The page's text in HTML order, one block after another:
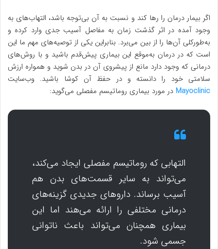
اگر بیمار درمان را رها کند و نسبت به آن بی‌توجه باشد، التهاب‌های به
وجود آمده در اثر گذشت زمان به مفاصل آسیب جدی وارد کرده و
به‌طورکلی آن‌ها را از بین می‌برد. بنابراین یکی از توصیه‌های مهم ما این
است که در درمان به‌موقع این بیماری پیش‌قدم باشید و با روش‌های
درمانی که وجود دارد مانع از پیشروی آن در بدن شوید و همواره ارزش
سلامتی خود را دانسته و در حفظ آن کوشا باشید. وب‌سایت
Mayoclinic در مورد بیماری روماتیسم مفصلی می‌گوید:
التهابی که روماتیسم مفصلی ایجاد می‌کند،
می‌تواند به سایر قسمت‌های بدن هم
آسیب برساند. داروهای جدیدی گزینه‌های
درمانی مختلفی را ارائه می‌هند اما این
بیماری همچنان می‌تواند باعث ناتوانی
جسمی شود.